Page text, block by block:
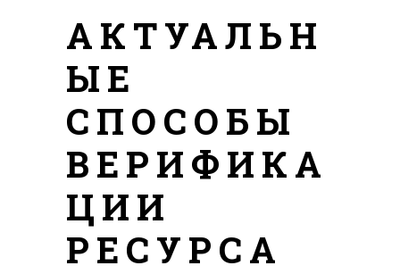
АКТУАЛЬН
ЫЕ
СПОСОБЫ
ВЕРИФИКА
ЦИИ
РЕСУРСА